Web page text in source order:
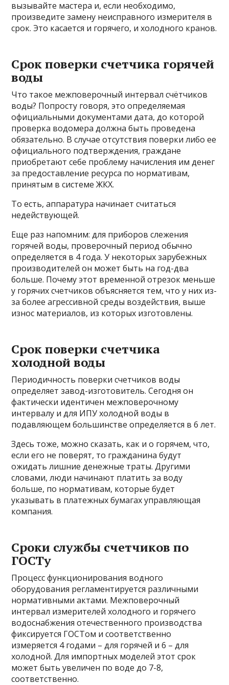
вызывайте мастера и, если необходимо,
произведите замену неисправного измерителя в
срок. Это касается и горячего, и холодного кранов.
Срок поверки счетчика горячей
воды
Что такое межповерочный интервал счётчиков
воды? Попросту говоря, это определяемая
официальными документами дата, до которой
проверка водомера должна быть проведена
обязательно. В случае отсутствия поверки либо ее
официального подтверждения, граждане
приобретают себе проблему начисления им денег
за предоставление ресурса по нормативам,
принятым в системе ЖКХ.
То есть, аппаратура начинает считаться
недействующей.
Еще раз напомним: для приборов слежения
горячей воды, проверочный период обычно
определяется в 4 года. У некоторых зарубежных
производителей он может быть на год-два
больше. Почему этот временной отрезок меньше
у горячих счетчиков объясняется тем, что у них из-
за более агрессивной среды воздействия, выше
износ материалов, из которых изготовлены.
Срок поверки счетчика
холодной воды
Периодичность поверки счетчиков воды
определяет завод-изготовитель. Сегодня он
фактически идентичен межповерочному
интервалу и для ИПУ холодной воды в
подавляющем большинстве определяется в 6 лет.
Здесь тоже, можно сказать, как и о горячем, что,
если его не поверят, то гражданина будут
ожидать лишние денежные траты. Другими
словами, люди начинают платить за воду
больше, по нормативам, которые будет
указывать в платежных бумагах управляющая
компания.
Сроки службы счетчиков по
ГОСТу
Процесс функционирования водного
оборудования регламентируется различными
нормативными актами. Межповерочный
интервал измерителей холодного и горячего
водоснабжения отечественного производства
фиксируется ГОСТом и соответственно
измеряется 4 годами – для горячей и 6 – для
холодной. Для импортных моделей этот срок
может быть увеличен по воде до 7-8,
соответственно.